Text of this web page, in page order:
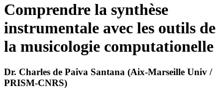
Comprendre la synthèse
instrumentale avec les outils de
la musicologie computationelle
Dr. Charles de Paiva Santana (Aix-Marseille Univ /
PRISM-CNRS)